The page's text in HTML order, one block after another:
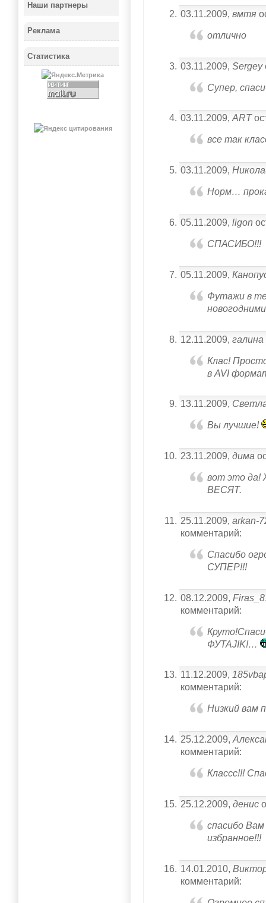
03.11.2009,вмтя
отлично
03.11.2009,Sergey
Супер,
03.11.2009,ART
все так
03.11.2009,
Норм…
05.11.2009,ligon
СПАСИБО!!!
05.11.2009,
Футажи в
12.11.2009,галина
Клас!
в AVI
13.11.2009,
Вы лучшие!
23.11.2009,дима
вот это
ВЕСЯТ.
25.11.2009,arkan-
комментарий:
Спасибо
СУПЕР!!!
08.12.2009,
комментарий:
ФУТАJIK!…
11.12.2009,
комментарий:
Низкий вам
25.12.2009,
комментарий:
Классс!!!
25.12.2009,денис
спасибо
избранное!!!
14.01.2010,
комментарий:
Наши партнеры
Реклама
Статистика